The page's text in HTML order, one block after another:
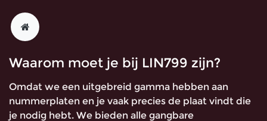
Waarom moet je bij LIN799 zijn?
Omdat we een uitgebreid gamma hebben aan
nummerplaten en je vaak precies de plaat vindt die
je nodig hebt. We bieden alle gangbare